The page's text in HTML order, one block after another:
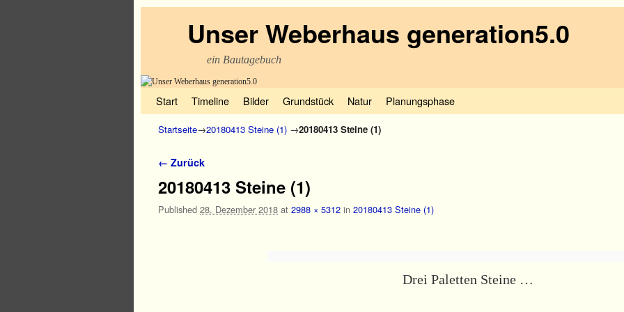
Unser Weberhaus generation5.0
ein Bautagebuch
Start Timeline Bilder Grundstück Natur Planungsphase
Startseite→20180413 Steine (1) →20180413 Steine (1)
Bilder-Navigation
← Zurück
20180413 Steine (1)
Published 28. Dezember 2018 at 2988 × 5312 in 20180413 Steine (1)
Drei Paletten Steine …